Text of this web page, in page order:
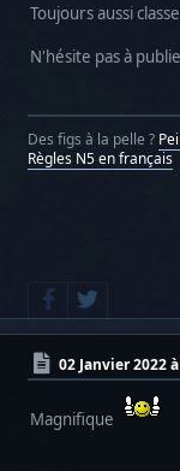
Toujours aussi
N'hésite pas à
Des figs à la pelle ?
Règles N5 en français
02 Janvier 2022
Magnifique